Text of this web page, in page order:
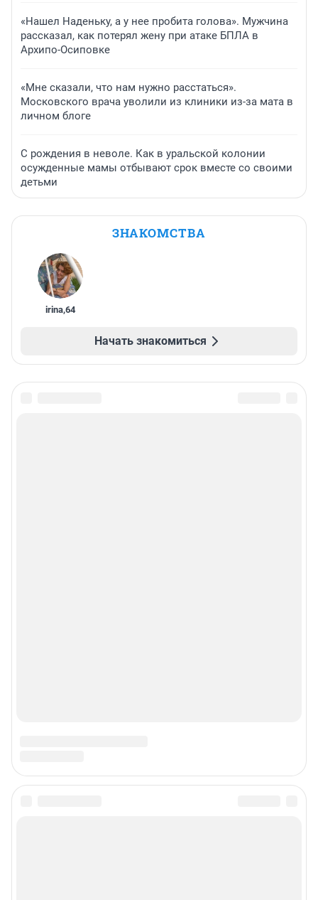
«Нашел Наденьку, а у нее пробита голова». Мужчина
рассказал, как потерял жену при атаке БПЛА в
Архипо-Осиповке
«Мне сказали, что нам нужно расстаться».
Московского врача уволили из клиники из-за мата в
личном блоге
С рождения в неволе. Как в уральской колонии
осужденные мамы отбывают срок вместе со своими
детьми
ЗНАКОМСТВА
irina,64
Начать знакомиться